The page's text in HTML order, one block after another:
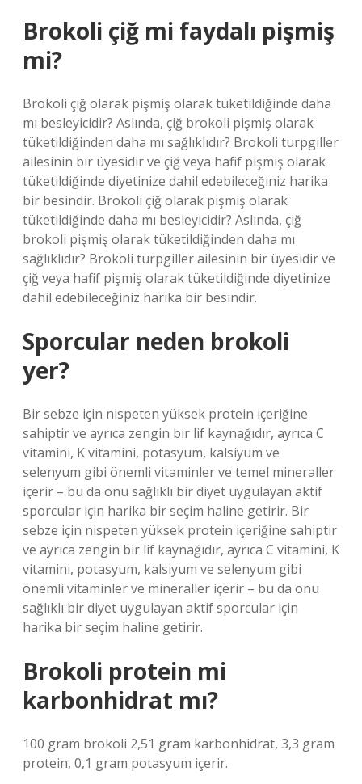
Brokoli çiğ mi faydalı pişmiş
mi?
Brokoli çiğ olarak pişmiş olarak tüketildiğinde daha
mı besleyicidir? Aslında, çiğ brokoli pişmiş olarak
tüketildiğinden daha mı sağlıklıdır? Brokoli turpgiller
ailesinin bir üyesidir ve çiğ veya hafif pişmiş olarak
tüketildiğinde diyetinize dahil edebileceğiniz harika
bir besindir. Brokoli çiğ olarak pişmiş olarak
tüketildiğinde daha mı besleyicidir? Aslında, çiğ
brokoli pişmiş olarak tüketildiğinden daha mı
sağlıklıdır? Brokoli turpgiller ailesinin bir üyesidir ve
çiğ veya hafif pişmiş olarak tüketildiğinde diyetinize
dahil edebileceğiniz harika bir besindir.
Sporcular neden brokoli
yer?
Bir sebze için nispeten yüksek protein içeriğine
sahiptir ve ayrıca zengin bir lif kaynağıdır, ayrıca C
vitamini, K vitamini, potasyum, kalsiyum ve
selenyum gibi önemli vitaminler ve temel mineraller
içerir – bu da onu sağlıklı bir diyet uygulayan aktif
sporcular için harika bir seçim haline getirir. Bir
sebze için nispeten yüksek protein içeriğine sahiptir
ve ayrıca zengin bir lif kaynağıdır, ayrıca C vitamini, K
vitamini, potasyum, kalsiyum ve selenyum gibi
önemli vitaminler ve mineraller içerir – bu da onu
sağlıklı bir diyet uygulayan aktif sporcular için
harika bir seçim haline getirir.
Brokoli protein mi
karbonhidrat mı?
100 gram brokoli 2,51 gram karbonhidrat, 3,3 gram
protein, 0,1 gram potasyum içerir.